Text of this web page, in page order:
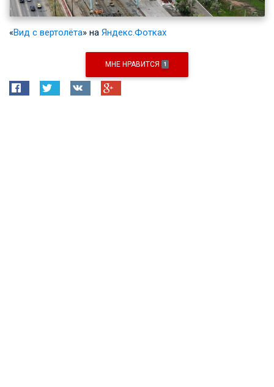
«Вид с вертолёта» на Яндекс.Фотках
МНЕ НРАВИТСЯ 1